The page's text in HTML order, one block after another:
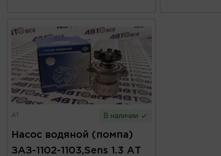
AT В наличии
Насос водяной (помпа)
ЗАЗ-1102-1103,Sens 1.3 АТ